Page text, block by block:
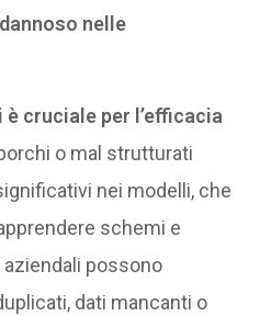
nelle
cruciale per l’efficacia
o mal strutturati
nei modelli, che
schemi e
possono
dati mancanti o